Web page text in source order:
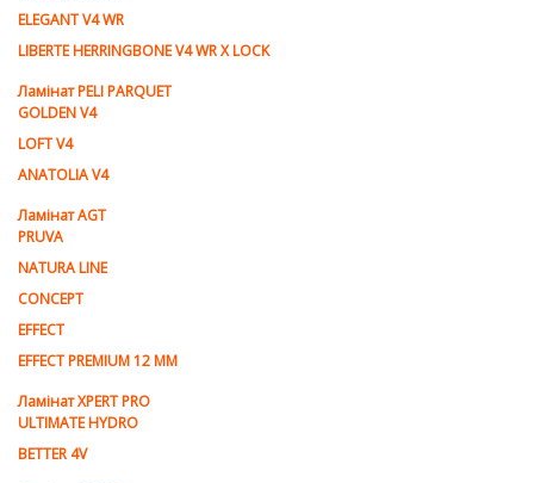
ELEGANT V4 WR
LIBERTE HERRINGBONE V4 WR X LOCK
Ламiнат PELI PARQUET
GOLDEN V4
LOFT V4
ANATOLIA V4
Ламiнат AGT
PRUVA
NATURA LINE
CONCEPT
EFFECT
EFFECT PREMIUM 12 MM
Ламінат XPERT PRO
ULTIMATE HYDRO
BETTER 4V